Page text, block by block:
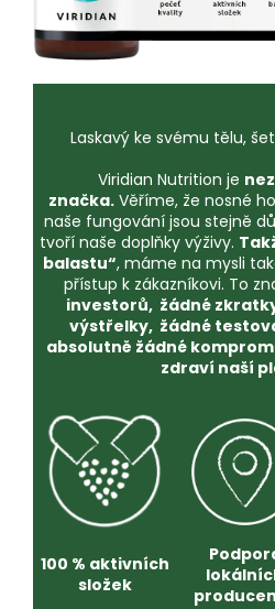
Laskavý ke svému tělu,
Viridian Nutrition je
značka. Věříme, že nosné
naše fungování jsou stejně
tvoří naše doplňky výživy.
balastu“, máme na mysli
přístup k zákazníkovi. To
investorů, žádné
výstřelky, žádné
absolutně žádné
zdraví naší
100 % aktivních
složek